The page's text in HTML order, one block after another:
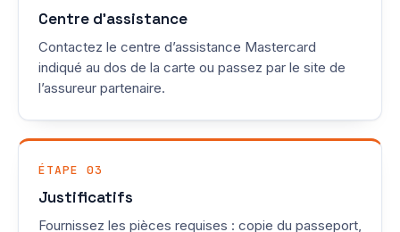
Centre d’assistance
Contactez le centre d’assistance Mastercard
indiqué au dos de la carte ou passez par le site de
l’assureur partenaire.
ÉTAPE 03
Justificatifs
Fournissez les pièces requises : copie du passeport,